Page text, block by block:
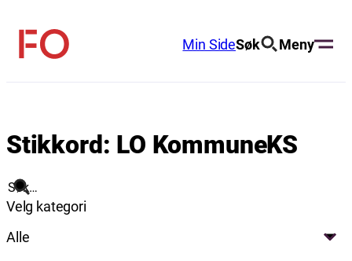
innhold
FO
Min SideSøk Meny
Stikkord: LO KommuneKS
Søk
Velg kategori
Alle